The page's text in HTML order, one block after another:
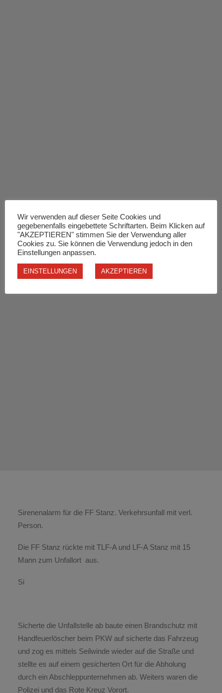
Sirenenalarm für die FF Stanz. Verkehrsunfall mit verl.
Person.
Die FF Stanz rückte mit TLF-A und LF-A Stanz mit 15
Mann zum Unfallort aus.
Si
Sicherte die Unfallstelle ab baute einen Brandschutz mit
Handfeuerlöscher beim PKW auf sicherte das Fahrzeug
und zog es mittels Seilwinde wieder auf die Straße und
stellte es auf einem gesicherten Ort für die Abholung
durch ein Abschleppunternehmen ab. Weiters waren die
Polizei und das Rote Kreuz Vorort.
Wir verwenden auf dieser Seite Cookies und
gegebenenfalls eingebettete Schriftarten. Beim Klicken auf
"AKZEPTIEREN" stimmen Sie der Verwendung aller
Cookies zu. Sie können die Verwendung jedoch in den
Einstellungen anpassen.
EINSTELLUNGEN AKZEPTIEREN